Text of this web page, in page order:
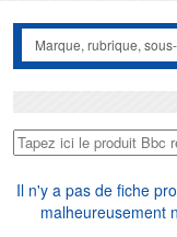
Il n'y a pas de fiche
malheureusement